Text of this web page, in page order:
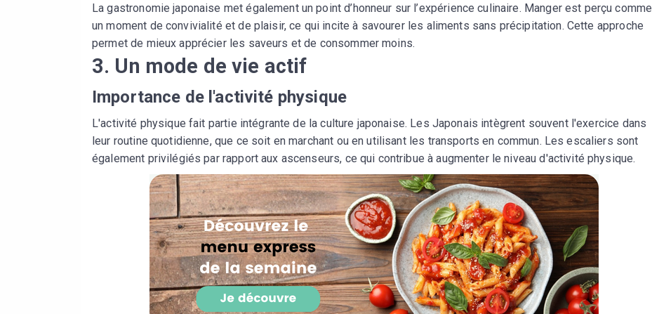
La gastronomie japonaise met également un point d’honneur sur l’expérience culinaire. Manger est perçu comme
un moment de convivialité et de plaisir, ce qui incite à savourer les aliments sans précipitation. Cette approche
permet de mieux apprécier les saveurs et de consommer moins.
3. Un mode de vie actif
Importance de l'activité physique
L'activité physique fait partie intégrante de la culture japonaise. Les Japonais intègrent souvent l'exercice dans
leur routine quotidienne, que ce soit en marchant ou en utilisant les transports en commun. Les escaliers sont
également privilégiés par rapport aux ascenseurs, ce qui contribue à augmenter le niveau d'activité physique.